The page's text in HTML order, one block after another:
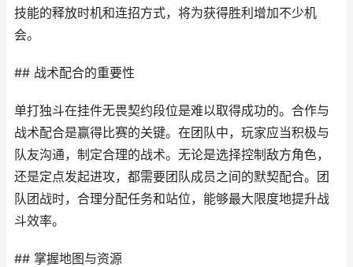
技能的释放时机和连招方式，将为获得胜利增加不少机
会。
## 战术配合的重要性
单打独斗在挂件无畏契约段位是难以取得成功的。合作与
战术配合是赢得比赛的关键。在团队中，玩家应当积极与
队友沟通，制定合理的战术。无论是选择控制敌方角色，
还是定点发起进攻，都需要团队成员之间的默契配合。团
队团战时，合理分配任务和站位，能够最大限度地提升战
斗效率。
## 掌握地图与资源